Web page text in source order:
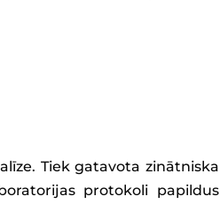
Tiek gatavota zinātniska
protokoli papildus